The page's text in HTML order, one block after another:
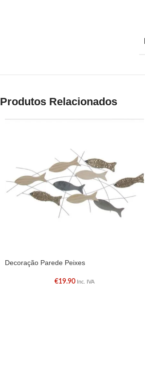
Produtos Relacionados
Decoração Parede Peixes
€19.90 Inc. IVA